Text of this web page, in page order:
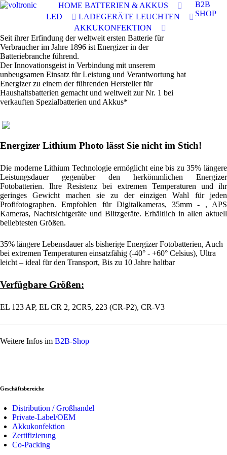
HOME BATTERIEN & AKKUS
LED
LADEGERÄTE LEUCHTEN
AKKUKONFEKTION
B2B
SHOP
Seit ihrer Erfindung der weltweit ersten Batterie für
Verbraucher im Jahre 1896 ist Energizer in der
Batteriebranche führend.
Der Innovationsgeist in Verbindung mit unserem
unbeugsamen Einsatz für Leistung und Verantwortung hat
Energizer zu einem der führenden Hersteller für
Haushaltsbatterien gemacht und weltweit zur Nr. 1 bei
verkauften Spezialbatterien und Akkus*
Energizer Lithium Photo lässt Sie nicht im Stich!
Die moderne Lithium Technologie ermöglicht eine bis zu 35% längere
Leistungsdauer gegenüber den herkömmlichen Energizer
Fotobatterien. Ihre Resistenz bei extremen Temperaturen und ihr
geringes Gewicht machen sie zu der einzigen Wahl für jeden
Profifotographen. Empfohlen für Digitalkameras, 35mm - , APS
Kameras, Nachtsichtgeräte und Blitzgeräte. Erhältlich in allen aktuell
beliebtesten Größen.
35% längere Lebensdauer als bisherige Energizer Fotobatterien, Auch
bei extremen Temperaturen einsatzfähig (-40° - +60° Celsius), Ultra
leicht – ideal für den Transport, Bis zu 10 Jahre haltbar
Verfügbare Größen:
EL 123 AP, EL CR 2, 2CR5, 223 (CR-P2), CR-V3
Weitere Infos im B2B-Shop
Geschäftsbereiche
Distribution / Großhandel
Private-Label/OEM
Akkukonfektion
Zertifizierung
Co-Packing